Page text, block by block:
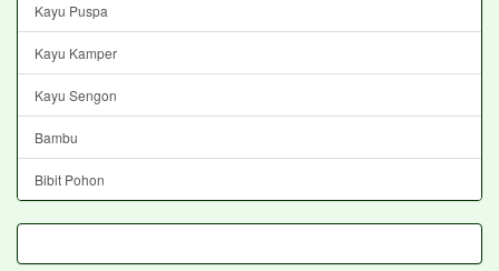
Kayu Puspa
Kayu Kamper
Kayu Sengon
Bambu
Bibit Pohon